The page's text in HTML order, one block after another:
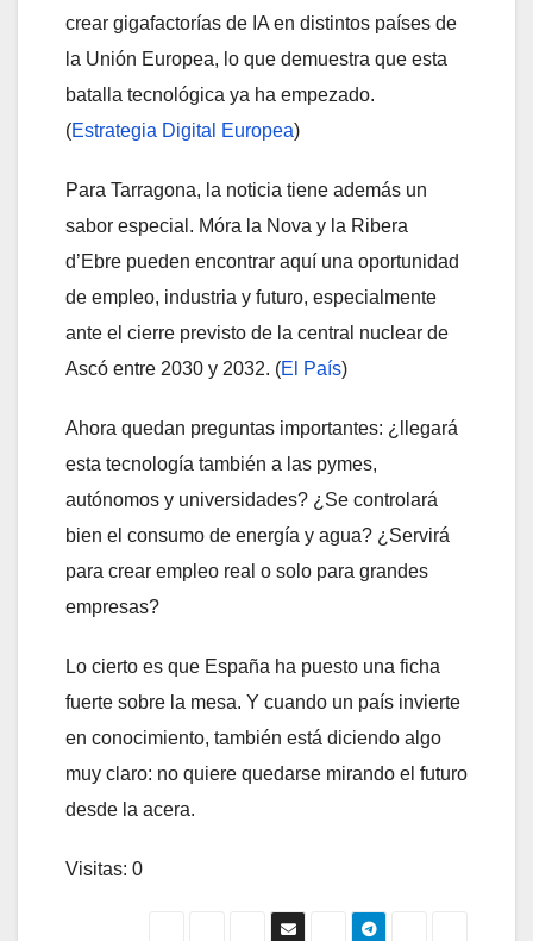
crear gigafactorías de IA en distintos países de
la Unión Europea, lo que demuestra que esta
batalla tecnológica ya ha empezado.
(Estrategia Digital Europea)
Para Tarragona, la noticia tiene además un
sabor especial. Móra la Nova y la Ribera
d’Ebre pueden encontrar aquí una oportunidad
de empleo, industria y futuro, especialmente
ante el cierre previsto de la central nuclear de
Ascó entre 2030 y 2032. (El País)
Ahora quedan preguntas importantes: ¿llegará
esta tecnología también a las pymes,
autónomos y universidades? ¿Se controlará
bien el consumo de energía y agua? ¿Servirá
para crear empleo real o solo para grandes
empresas?
Lo cierto es que España ha puesto una ficha
fuerte sobre la mesa. Y cuando un país invierte
en conocimiento, también está diciendo algo
muy claro: no quiere quedarse mirando el futuro
desde la acera.
Visitas: 0